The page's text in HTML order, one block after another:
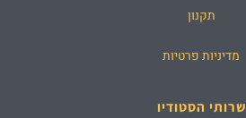
תקנון
מדיניות פרטיות
שרותי הסטודיו